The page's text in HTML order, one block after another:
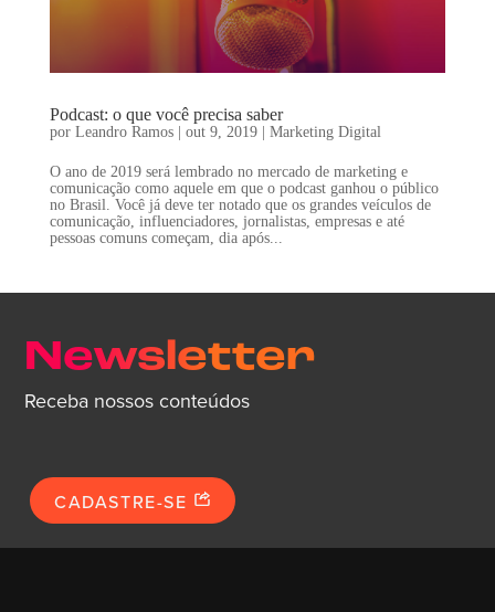
Podcast: o que você precisa saber
por Leandro Ramos| out 9, 2019| Marketing Digital
O ano de 2019 será lembrado no mercado de marketing e
comunicação como aquele em que o podcast ganhou o público
no Brasil. Você já deve ter notado que os grandes veículos de
comunicação, influenciadores, jornalistas, empresas e até
pessoas comuns começam, dia após...
Newsletter
Receba nossos conteúdos
CADASTRE-SE